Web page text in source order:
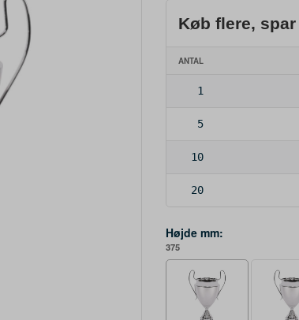
Køb flere, spar
ANTAL
1
5
10
20
Højde mm:
375